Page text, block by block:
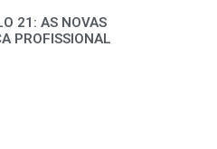
21: AS NOVAS
PROFISSIONAL